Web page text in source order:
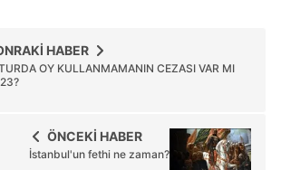
HABER
OY KULLANMAMANIN CEZASI VAR MI
ÖNCEKİ HABER
İstanbul'un fethi ne zaman?